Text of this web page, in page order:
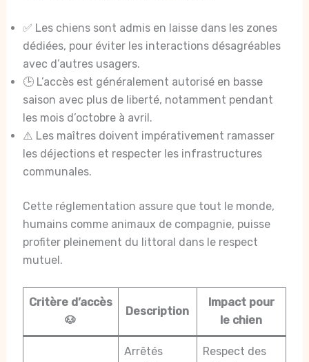
✅ Les chiens sont admis en laisse dans les zones
dédiées, pour éviter les interactions désagréables
avec d’autres usagers.
🕒 L’accès est généralement autorisé en basse
saison avec plus de liberté, notamment pendant
les mois d’octobre à avril.
⚠️ Les maîtres doivent impérativement ramasser
les déjections et respecter les infrastructures
communales.
Cette réglementation assure que tout le monde,
humains comme animaux de compagnie, puisse
profiter pleinement du littoral dans le respect
mutuel.
Critère d’accès
🐶
Description
Impact pour
le chien
Arrêtés
Respect des